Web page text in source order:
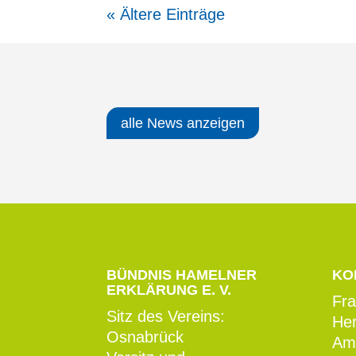
« Ältere Einträge
alle News anzeigen
BÜNDNIS HAMELNER
ERKLÄRUNG E. V.
Sitz des Vereins:
Osnabrück